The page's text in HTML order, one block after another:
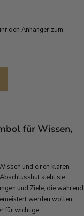
den Anhänger zum
für Wissen,
und einen klaren
steht sie
und Ziele, die während
werden wollen.
für wichtige